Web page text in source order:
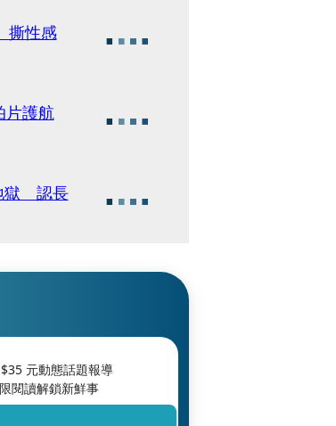
撕性感
片護航
獄 認長
35元動態話題報導
閱讀解鎖新鮮事